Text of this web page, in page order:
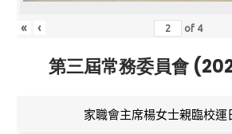
« ‹ of 4
第三屆常務委員會
家職會主席楊女士親臨校運